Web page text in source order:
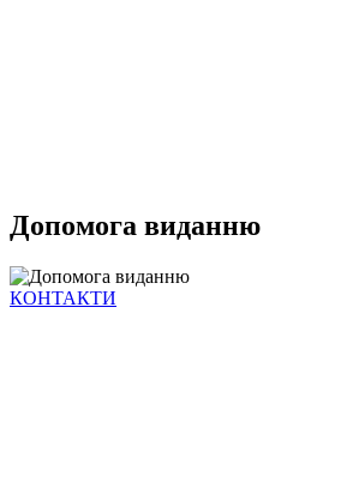
Допомога виданню
КОНТАКТИ